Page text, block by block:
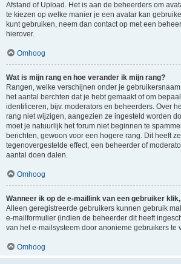
Afstand of Upload. Het is aan de beheerders om
te kiezen op welke manier je een avatar kan
kunt gebruiken, neem dan contact op met een
hierover.
Omhoog
Wat is mijn rang en hoe verander ik mijn rang?
Rangen, welke verschijnen onder je
het aantal berchten dat je hebt gemaakt of om
identificeren, bijv. moderators en beheerders. Over
rang niet wijzigen, aangezien ze ingesteld worden
moet je natuurlijk het forum niet beginnen te
berichten, gewoon voor een hogere rang. Dit heeft
tegenovergestelde effect, een beheerder of
aantal doen dalen.
Omhoog
Wanneer ik op de e-maillink van een gebruiker
Alleen geregistreerde gebruikers kunnen gebruik
e-mailformulier (indien de beheerder dit heeft
van het e-mailsysteem door anonieme gebruikers te
Omhoog